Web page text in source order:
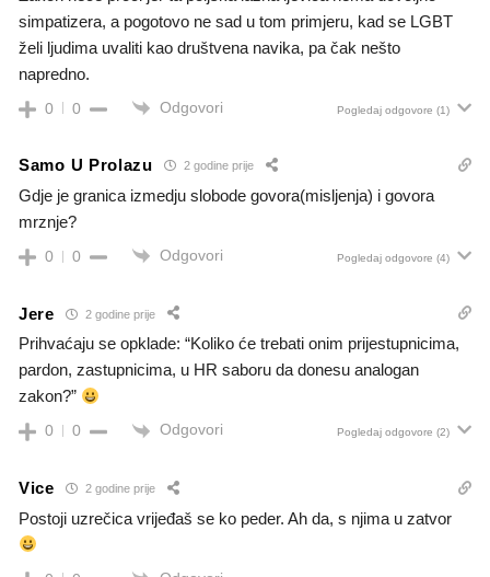
simpatizera, a pogotovo ne sad u tom primjeru, kad se LGBT
želi ljudima uvaliti kao društvena navika, pa čak nešto
napredno.
0 0 Odgovori Pogledaj odgovore (1)
Samo U Prolazu 2 godine prije
Gdje je granica izmedju slobode govora(misljenja) i govora
mrznje?
0 0 Odgovori Pogledaj odgovore (4)
Jere 2 godine prije
Prihvaćaju se opklade: “Koliko će trebati onim prijestupnicima,
pardon, zastupnicima, u HR saboru da donesu analogan
zakon?”
0 0 Odgovori Pogledaj odgovore (2)
Vice 2 godine prije
Postoji uzrečica vrijeđaš se ko peder. Ah da, s njima u zatvor